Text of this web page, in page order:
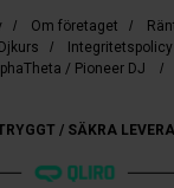
/ Om företaget /
Djkurs / Integritetspolicy
/ Pioneer DJ /
/ SÄKRA